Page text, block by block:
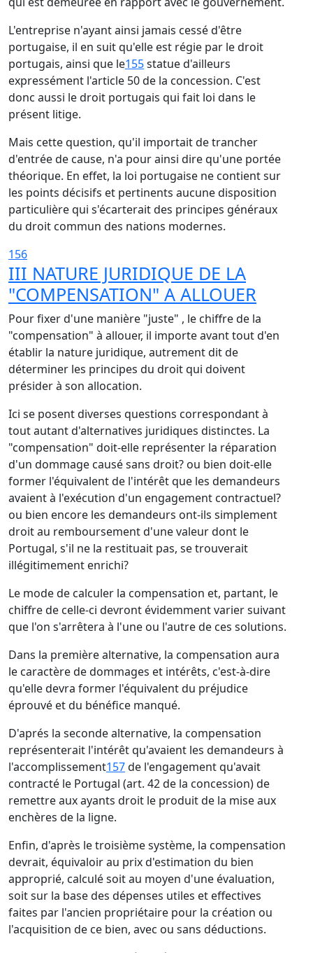
L'entreprise n'ayant ainsi jamais cessé d'être
portugaise, il en suit qu'elle est régie par le droit
portugais, ainsi que le155statue d'ailleurs
expressément l'article 50 de la concession. C'est
donc aussi le droit portugais qui fait loi dans le
présent litige.
Mais cette question, qu'il importait de trancher
d'entrée de cause, n'a pour ainsi dire qu'une portée
théorique. En effet, la loi portugaise ne contient sur
les points décisifs et pertinents aucune disposition
particulière qui s'écarterait des principes généraux
du droit commun des nations modernes.
156
III NATURE JURIDIQUE DE LA
"COMPENSATION" A ALLOUER
Pour fixer d'une manière "juste" , le chiffre de la
"compensation" à allouer, il importe avant tout d'en
établir la nature juridique, autrement dit de
déterminer les principes du droit qui doivent
présider à son allocation.
Ici se posent diverses questions correspondant à
tout autant d'alternatives juridiques distinctes. La
"compensation" doit-elle représenter la réparation
d'un dommage causé sans droit? ou bien doit-elle
former l'équivalent de l'intérêt que les demandeurs
avaient à l'exécution d'un engagement contractuel?
ou bien encore les demandeurs ont-ils simplement
droit au remboursement d'une valeur dont le
Portugal, s'il ne la restituait pas, se trouverait
illégitimement enrichi?
Le mode de calculer la compensation et, partant, le
chiffre de celle-ci devront évidemment varier suivant
que l'on s'arrêtera à l'une ou l'autre de ces solutions.
Dans la première alternative, la compensation aura
le caractère de dommages et intérêts, c'est-à-dire
qu'elle devra former l'équivalent du préjudice
éprouvé et du bénéfice manqué.
D'aprés la seconde alternative, la compensation
représenterait l'intérêt qu'avaient les demandeurs à
l'accomplissement157de l'engagement qu'avait
contracté le Portugal (art. 42 de la concession) de
remettre aux ayants droit le produit de la mise aux
enchères de la ligne.
Enfin, d'après le troisième système, la compensation
devrait, équivaloir au prix d'estimation du bien
approprié, calculé soit au moyen d'une évaluation,
soit sur la base des dépenses utiles et effectives
faites par l'ancien propriétaire pour la création ou
l'acquisition de ce bien, avec ou sans déductions.